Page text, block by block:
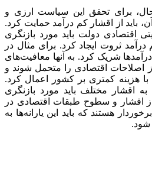
برای تحقق این سیاست ارزی و
باید از اقشار کم درآمد حمایت کرد.
اقتصادی دولت باید مورد بازنگری
ثروت ایجاد کرد. برای مثال در
شریک کرد. به آنها معافیت‌های
اصلاحات اقتصادی را متحمل شوند و
با هزینه کمتری بر کشور اعمال کرد.
اقشار مختلف باید مورد بازنگری
از اقشار و سطوح طبقات اقتصادی در
هستند که باید این یارانه‌ها به
شود.